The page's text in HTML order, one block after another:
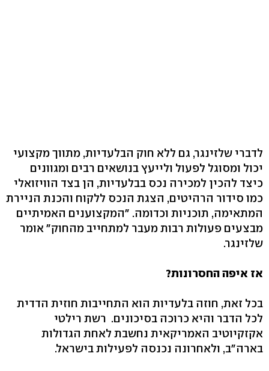
לדברי שלזינגר, גם ללא חוק הבלעדיות, מתווך מקצועי
יכול ומסוגל לפעול ולייעץ בנושאים רבים ומגוונים
כיצד להכין למכירה נכס בבלעדיות, הן בצד הוויזואלי
כמו סידור הרהיטים, הצגת הנכס ללקוח והכנת הניירת
המתאימה, תוכניות וכדומה. "המקצוענים האמיתיים
מבצעים פעולות רבות מעבר למתחייב מהחוק" אומר
שלזינגר.
אז איפה החסרונות?
בכל זאת, חוזה בלעדיות הוא התחייבות חוזית הדדית
לכל הדבר והיא כרוכה בסיכונים. רשת רילטי
אקזקיוטיב האמריקאית נחשבת לאחת הגדולות
בארה"ב, ולאחרונה נכנסה לפעילות בישראל.